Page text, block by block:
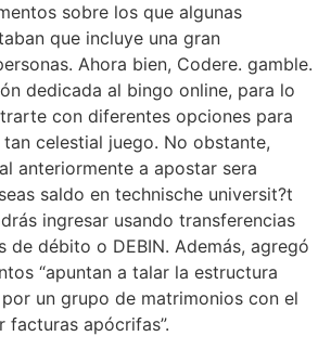
sobre los que algunas
que incluye una gran
Ahora bien, Codere. gamble.
dedicada al bingo online, para lo
con diferentes opciones para
celestial juego. No obstante,
anteriormente a apostar sera
saldo en technische universit?t
ingresar usando transferencias
de débito o DEBIN. Además, agregó
“apuntan a talar la estructura
un grupo de matrimonios con el
facturas apócrifas”.